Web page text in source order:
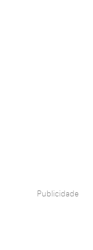
Publicidade